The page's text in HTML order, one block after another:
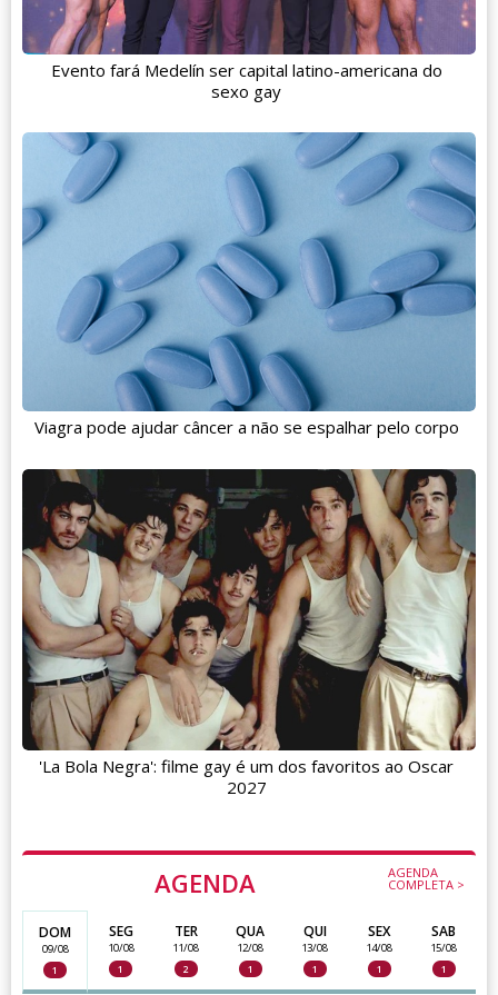
AGENDA AGENDA
COMPLETA >
DOM
09/08
1
SEG
10/08
1
TER
11/08
2
QUA
12/08
1
QUI
13/08
1
SEX
14/08
1
SAB
15/08
1
Evento fará Medelín ser capital latino-americana do
sexo gay
Viagra pode ajudar câncer a não se espalhar pelo corpo
'La Bola Negra': filme gay é um dos favoritos ao Oscar
2027